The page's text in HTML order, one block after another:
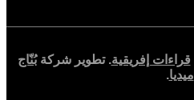
قراءات إفريقية. تطوير شركةبُنّاج
ميديا.